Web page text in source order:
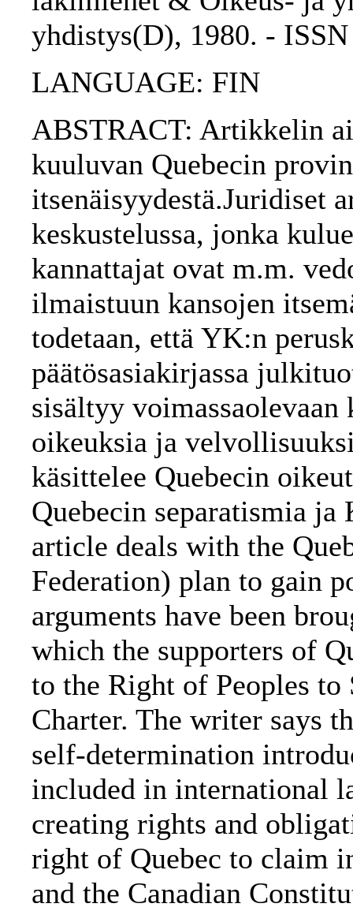
yhdistys(D), 1980. -
LANGUAGE: FIN
ABSTRACT: Artikkelin
kuuluvan Quebecin
itsenäisyydestä.Juridiset
keskustelussa, jonka
kannattajat ovat m.m.
ilmaistuun kansojen
todetaan, että YK:n
päätösasiakirjassa
sisältyy voimassaolevaan
oikeuksia ja
käsittelee Quebecin
Quebecin separatismia ja
article deals with the
Federation) plan to gain
arguments have been
which the supporters of
to the Right of Peoples
Charter. The writer says
self-determination
included in international
creating rights and
right of Quebec to claim
and the Canadian